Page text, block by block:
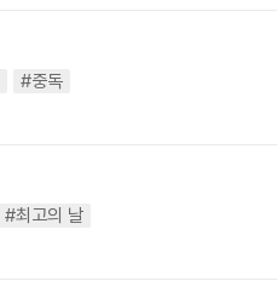
#중독
#최고의 날